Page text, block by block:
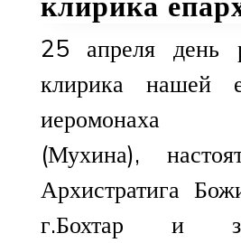
25 апреля день
клирика нашей
иеромонаха
(Мухина),
Архистратига
г.Бохтар и